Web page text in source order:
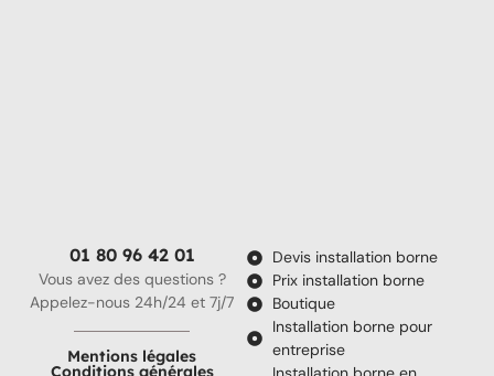
01 80 96 42 01
Vous avez des questions ?
Appelez-nous 24h/24 et 7j/7
Mentions légales
Conditions générales
Devis installation borne
Prix installation borne
Boutique
Installation borne pour
entreprise